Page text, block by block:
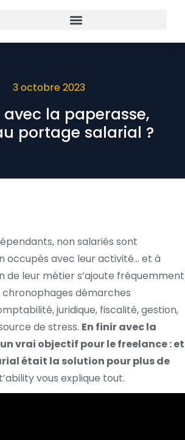
3 octobre 2023
avec la paperasse,
portage salarial ?
non salariés sont
occupés avec leur activité… et à
de leur métier s’ajoute fréquemment
démarches
juridique, fiscalité, gestion,
de stress. En finir avec la
un vrai objectif pour le freelance : et
était la solution pour plus de
vous explique tout.